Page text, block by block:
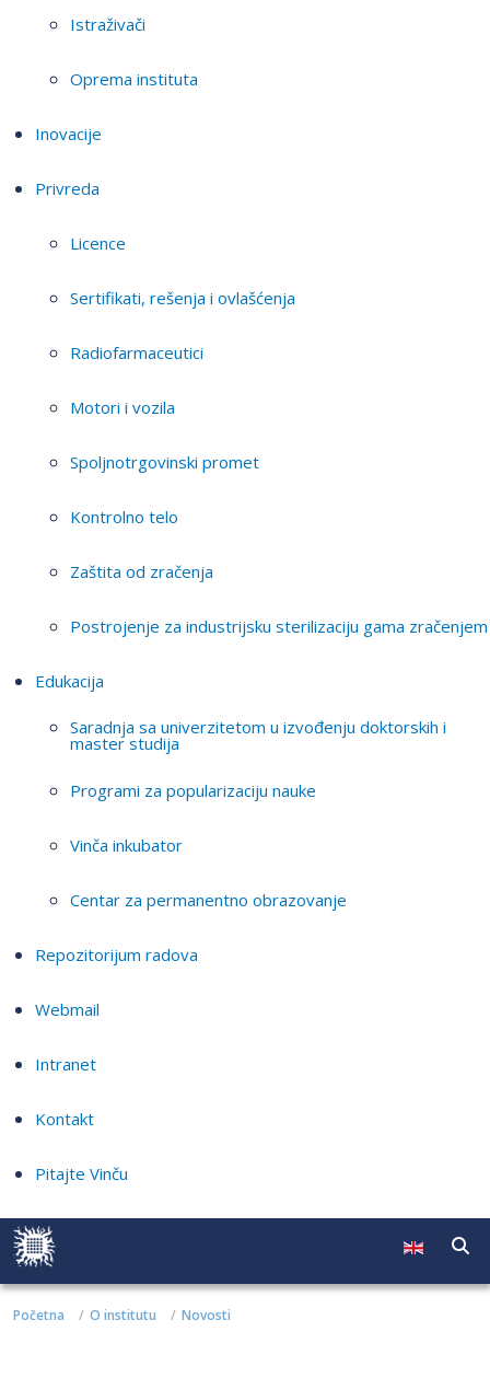
Istraživači
Oprema instituta
Inovacije
Privreda
Licence
Sertifikati, rešenja i ovlašćenja
Radiofarmaceutici
Motori i vozila
Spoljnotrgovinski promet
Kontrolno telo
Zaštita od zračenja
Postrojenje za industrijsku sterilizaciju gama zračenjem
Edukacija
Saradnja sa univerzitetom u izvođenju doktorskih i
master studija
Programi za popularizaciju nauke
Vinča inkubator
Centar za permanentno obrazovanje
Repozitorijum radova
Webmail
Intranet
Kontakt
Pitajte Vinču
Početna O institutu Novosti